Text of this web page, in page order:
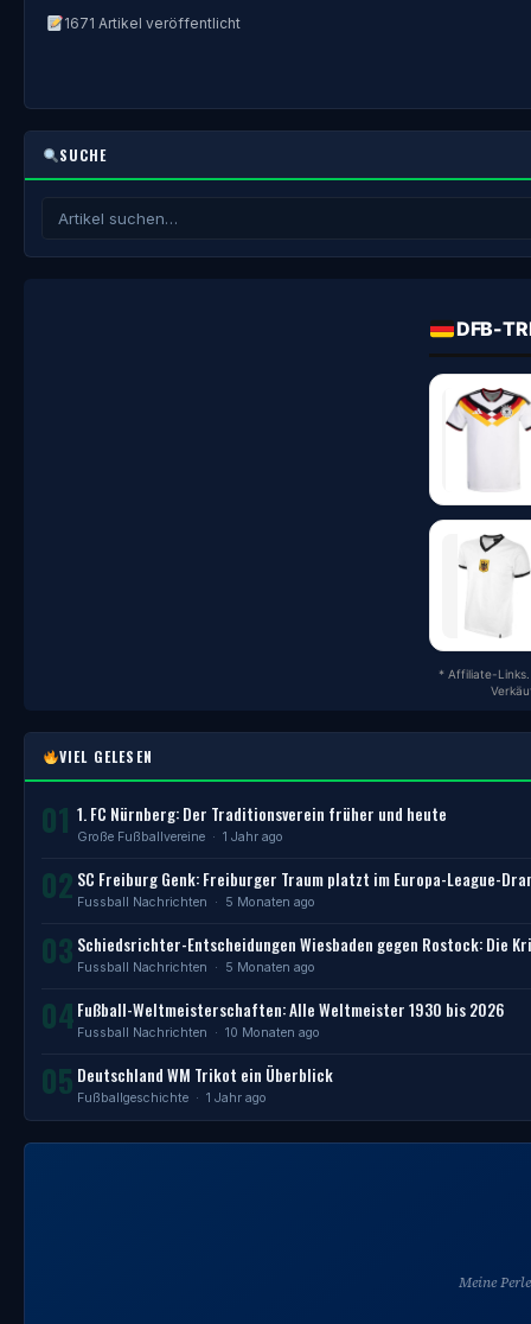
1671 Artikel veröffentlicht
SUCHE
DFB-
* Affiliate-
VIEL GELESEN
01 1. FC Nürnberg: Der Traditionsverein früher und heute
Große Fußballvereine · 1 Jahr ago
02 SC Freiburg Genk: Freiburger Traum platzt im Europa-League-
Fussball Nachrichten · 5 Monaten ago
03 Schiedsrichter-Entscheidungen Wiesbaden gegen Rostock: Die
Fussball Nachrichten · 5 Monaten ago
04 Fußball-Weltmeisterschaften: Alle Weltmeister 1930 bis 2026
Fussball Nachrichten · 10 Monaten ago
05 Deutschland WM Trikot ein Überblick
Fußballgeschichte · 1 Jahr ago
Meine